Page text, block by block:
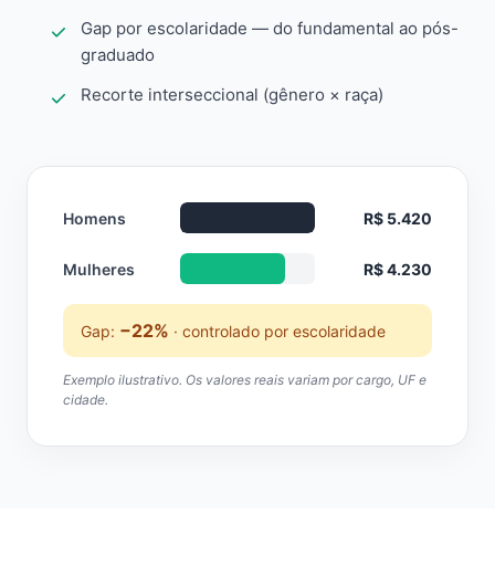
Gap por escolaridade — do fundamental ao pós-
graduado
Recorte interseccional (gênero × raça)
Homens R$ 5.420
Mulheres R$ 4.230
Gap: −22% · controlado por escolaridade
Exemplo ilustrativo. Os valores reais variam por cargo, UF e
cidade.